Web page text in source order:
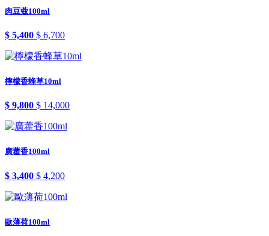
肉豆蔻100ml
$ 5,400 $ 6,700
檸檬香蜂草10ml
$ 9,800 $ 14,000
廣藿香100ml
$ 3,400 $ 4,200
歐薄荷100ml